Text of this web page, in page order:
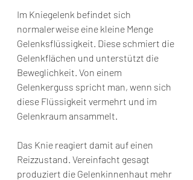
Im Kniegelenk befindet sich
normalerweise eine kleine Menge
Gelenksflüssigkeit. Diese schmiert die
Gelenkflächen und unterstützt die
Beweglichkeit. Von einem
Gelenkerguss spricht man, wenn sich
diese Flüssigkeit vermehrt und im
Gelenkraum ansammelt.
Das Knie reagiert damit auf einen
Reizzustand. Vereinfacht gesagt
produziert die Gelenkinnenhaut mehr